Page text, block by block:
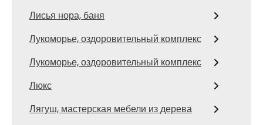
Лисья нора, баня
Лукоморье, оздоровительный комплекс
Лукоморье, оздоровительный комплекс
Люкс
Лягуш, мастерская мебели из дерева